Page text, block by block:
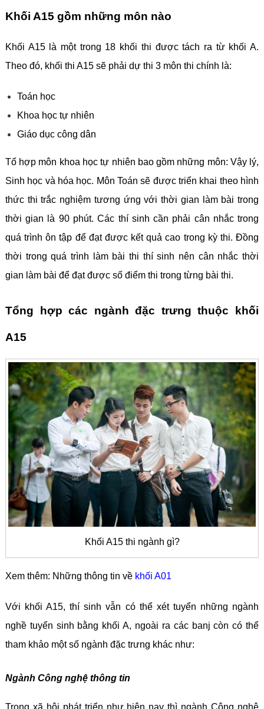
Khối A15 gồm những môn nào
Khối A15 là một trong 18 khối thi được tách ra từ khối A.
Theo đó, khối thi A15 sẽ phải dự thi 3 môn thi chính là:
Toán học
Khoa học tự nhiên
Giáo dục công dân
Tổ hợp môn khoa học tự nhiên bao gồm những môn: Vậy lý,
Sinh học và hóa học. Môn Toán sẽ được triển khai theo hình
thức thi trắc nghiệm tương ứng với thời gian làm bài trong
thời gian là 90 phút. Các thí sinh cần phải cân nhắc trong
quá trình ôn tập để đạt được kết quả cao trong kỳ thi. Đồng
thời trong quá trình làm bài thi thí sinh nên cân nhắc thời
gian làm bài để đạt được số điểm thi trong từng bài thi.
Tổng hợp các ngành đặc trưng thuộc khối
A15
Khối A15 thi ngành gì?
Xem thêm: Những thông tin về khối A01
Với khối A15, thí sinh vẫn có thể xét tuyển những ngành
nghề tuyển sinh bằng khối A, ngoài ra các banj còn có thể
tham khảo một số ngành đặc trưng khác như:
Ngành Công nghệ thông tin